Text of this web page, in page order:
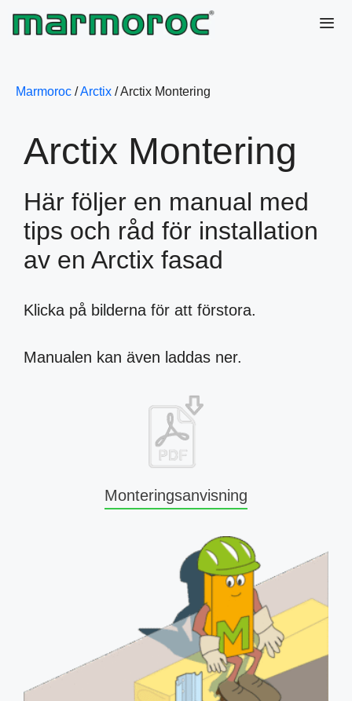
Hoppa
till
Marmoroc /Arctix /Arctix Montering
Arctix Montering
Här följer en manual med
tips och råd för installation
av en Arctix fasad
Klicka på bilderna för att förstora.
Manualen kan även laddas ner.
Monteringsanvisning